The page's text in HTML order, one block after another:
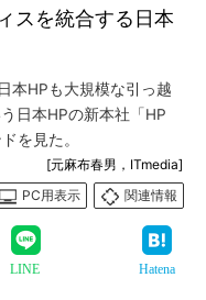
スを統合する日本
本HPも大規模な引っ越
日本HPの新本社「HP
を見た。
[元麻布春男，ITmedia]
PC用表示
関連情報
LINE Hatena